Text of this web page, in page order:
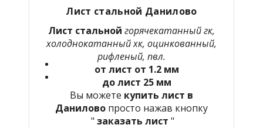
Лист стальной Данилово
Лист стальной горячекатанный гк,
холоднокатанный хк, оцинкованный,
рифленый, пвл.
от лист от 1.2 мм
до лист 25 мм
Вы можете купить лист в
Данилово просто нажав кнопку
" заказать лист "